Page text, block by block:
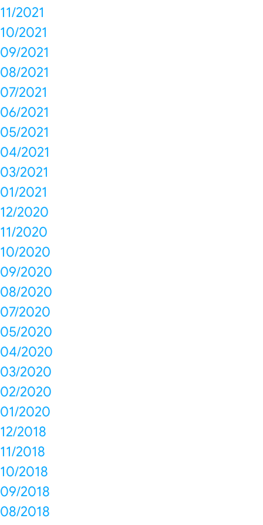
11/2021
10/2021
09/2021
08/2021
07/2021
06/2021
05/2021
04/2021
03/2021
01/2021
12/2020
11/2020
10/2020
09/2020
08/2020
07/2020
05/2020
04/2020
03/2020
02/2020
01/2020
12/2018
11/2018
10/2018
09/2018
08/2018